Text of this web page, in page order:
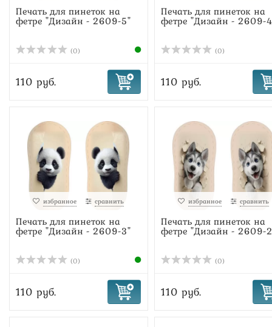
Печать для пинеток на
фетре "Дизайн - 2609-5"
(0)
110 руб.
Печать для пинеток на
фетре "Дизайн - 2609-
(0)
110 руб.
избранное сравнить
Печать для пинеток на
фетре "Дизайн - 2609-3"
(0)
110 руб.
избранное сравнить
Печать для пинеток на
фетре "Дизайн - 2609-
(0)
110 руб.